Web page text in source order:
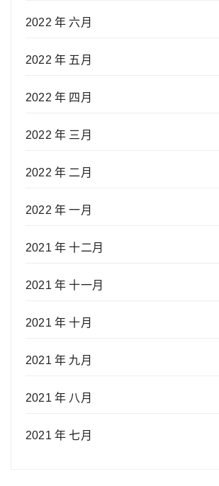
2022 年 六月
2022 年 五月
2022 年 四月
2022 年 三月
2022 年 二月
2022 年 一月
2021 年 十二月
2021 年 十一月
2021 年 十月
2021 年 九月
2021 年 八月
2021 年 七月